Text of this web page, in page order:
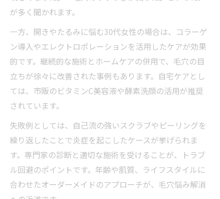
が多く聞かれます。
一方、開きやたるみに悩む30代女性の場合は、コラーゲ
ン導入やエレクトロポレーションを活用したケアが効果
的です。継続的な施術とホームケアの併用で、毛穴の目
立ちが徐々に改善された事例もあります。自宅ケアとし
ては、市販のビタミンC美容液や酵素洗顔の活用が推奨
されています。
失敗例としては、自己流の強いスクラブやピーリングを
繰り返したことで炎症を起こしたケースが挙げられま
す。専門家の診断と適切な施術を受けることが、トラブ
ル回避のポイントです。年齢や肌質、ライフスタイルに
合わせたオーダーメイドのアプローチが、毛穴悩み解消